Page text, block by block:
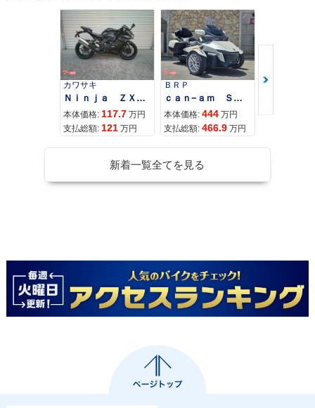
カワサキ
Ｎｉｎｊａ ＺＸ−４Ｒ ＳＥ
本体価格: 117.7 万円
支払総額: 121 万円
ＢＲＰ
ｃａｎ−ａｍ ＳＰＹＤＥＲ ＲＴ ＬＩＭＩＴＥＤ
本体価格: 444 万円
支払総額: 466.9 万円
スズキ
本体価格:
新着一覧全てを見る